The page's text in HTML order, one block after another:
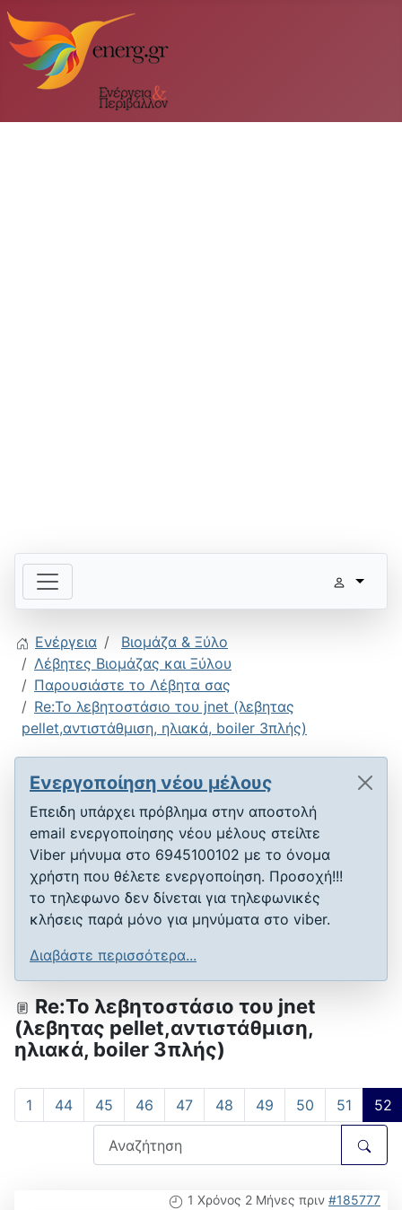
Ενέργεια
Βιομάζα & Ξύλο
Λέβητες Βιομάζας και Ξύλου
Παρουσιάστε το Λέβητα σας
Re:Το λεβητοστάσιο του jnet (λεβητας
pellet,αντιστάθμιση, ηλιακά, boiler 3πλής)
Ενεργοποίηση νέου μέλους
Επειδη υπάρχει πρόβλημα στην αποστολή
email ενεργοποίησης νέου μέλους στείλτε
Viber μήνυμα στο 6945100102 με το όνομα
χρήστη που θέλετε ενεργοποίηση. Προσοχή!!!
το τηλεφωνο δεν δίνεται για τηλεφωνικές
κλήσεις παρά μόνο για μηνύματα στο viber.
Διαβάστε περισσότερα...
Re:Το λεβητοστάσιο του jnet
(λεβητας pellet,αντιστάθμιση,
ηλιακά, boiler 3πλής)
1 44 45 46 47 48 49 50 51 52
1 Χρόνος 2 Μήνες πριν #185777